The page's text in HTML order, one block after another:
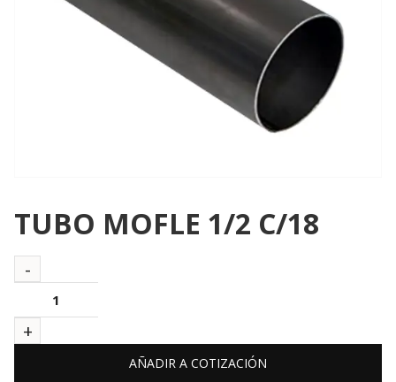
TUBO MOFLE 1/2 C/18
AÑADIR A COTIZACIÓN